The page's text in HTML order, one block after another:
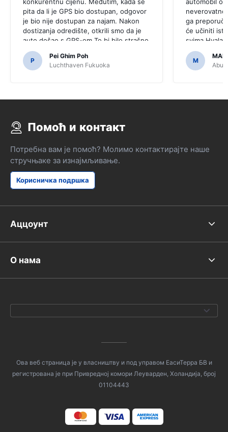
pita da li je GPS bio dostupan, odgovor
je bio nije dostupan za najam. Nakon
dostizanja odredište, otkrili smo da je
auto došao s GPS-om.To bi bilo strašno
da smo odlučili kupiti GPS kao što je
bilo potrebno za navigaciju japanski
puteva.
P
Pei Ghim Poh
Luchthaven Fukuoka
ga
će učiniti
svima.Hvala
jednostavan.
M
Abu
Помоћ и контакт
Потребна вам је помоћ? Молимо контактирајте наше
стручњаке за изнајмљивање.
Корисничка подршка
Аццоунт
О нама
Ова веб страница је у власништву и под управом ЕасиТерра БВ и
регистрована је при Привредној комори Леуварден, Холандија, број
01104443